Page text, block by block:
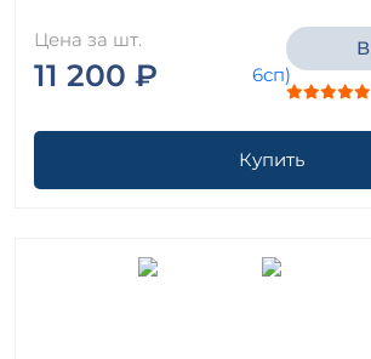
Цена за шт.
11 200 ₽
Купить